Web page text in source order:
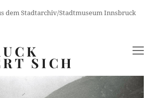
dem Stadtarchiv/Stadtmuseum Innsbruck
SICH